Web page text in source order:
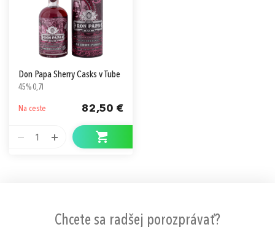
Don Papa Sherry Casks v Tube
45% 0,7l
Na ceste 82,50 €
1
Chcete sa radšej porozprávať?